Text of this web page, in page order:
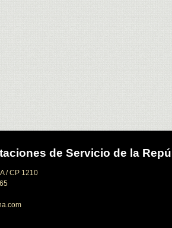
de Servicio de la
/ CP 1210